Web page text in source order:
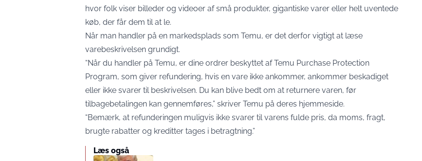
hvor folk viser billeder og videoer af små produkter, gigantiske varer eller helt uventede
køb, der får dem til at le.
Når man handler på en markedsplads som Temu, er det derfor vigtigt at læse
varebeskrivelsen grundigt.
“Når du handler på Temu, er dine ordrer beskyttet af Temu Purchase Protection
Program, som giver refundering, hvis en vare ikke ankommer, ankommer beskadiget
eller ikke svarer til beskrivelsen. Du kan blive bedt om at returnere varen, før
tilbagebetalingen kan gennemføres,” skriver Temu på deres hjemmeside.
“Bemærk, at refunderingen muligvis ikke svarer til varens fulde pris, da moms, fragt,
brugte rabatter og kreditter tages i betragtning.”
Læs også